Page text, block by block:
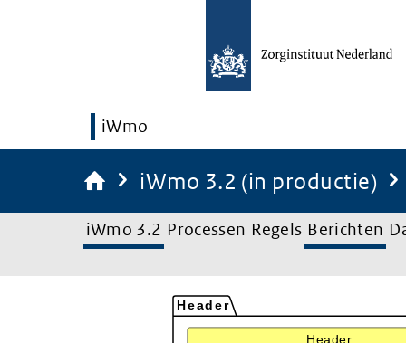
iWmo
iWmo 3.2 (in productie)
iWmo 3.2 Processen Regels Berichten